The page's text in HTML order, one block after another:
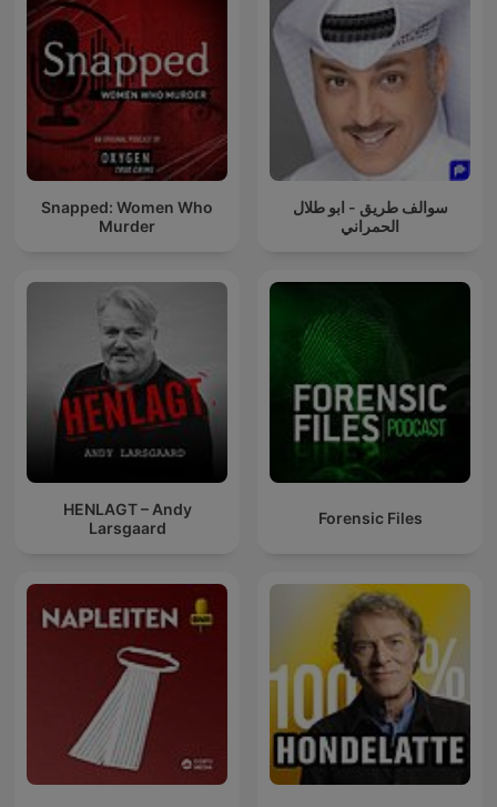
Snapped: Women Who
Murder
سوالف طريق - ابو طلال
الحمراني
HENLAGT – Andy
Larsgaard
Forensic Files